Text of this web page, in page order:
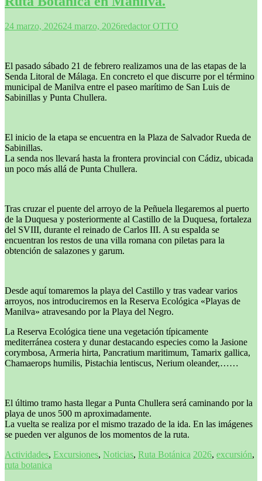
24 marzo, 202624 marzo, 2026redactor OTTO
El pasado sábado 21 de febrero realizamos una de las etapas de la
Senda Litoral de Málaga. En concreto el que discurre por el término
municipal de Manilva entre el paseo marítimo de San Luis de
Sabinillas y Punta Chullera.
El inicio de la etapa se encuentra en la Plaza de Salvador Rueda de
Sabinillas.
La senda nos llevará hasta la frontera provincial con Cádiz, ubicada
un poco más allá de Punta Chullera.
Tras cruzar el puente del arroyo de la Peñuela llegaremos al puerto
de la Duquesa y posteriormente al Castillo de la Duquesa, fortaleza
del SVIII, durante el reinado de Carlos III. A su espalda se
encuentran los restos de una villa romana con piletas para la
obtención de salazones y garum.
Desde aquí tomaremos la playa del Castillo y tras vadear varios
arroyos, nos introduciremos en la Reserva Ecológica «Playas de
Manilva» atravesando por la Playa del Negro.
La Reserva Ecológica tiene una vegetación típicamente
mediterránea costera y dunar destacando especies como la Jasione
corymbosa, Armeria hirta, Pancratium maritimum, Tamarix gallica,
Chamaerops humilis, Pistachia lentiscus, Nerium oleander,……
El último tramo hasta llegar a Punta Chullera será caminando por la
playa de unos 500 m aproximadamente.
La vuelta se realiza por el mismo trazado de la ida. En las imágenes
se pueden ver algunos de los momentos de la ruta.
Actividades, Excursiones, Noticias, Ruta Botánica 2026, excursión,
ruta botanica